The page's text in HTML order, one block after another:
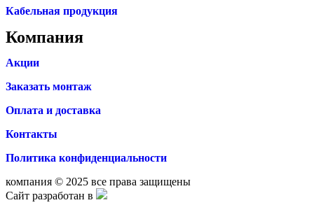
Кабельная продукция
Компания
Акции
Заказать монтаж
Оплата и доставка
Контакты
Политика конфиденциальности
компания © 2025 все права защищены
Сайт разработан в